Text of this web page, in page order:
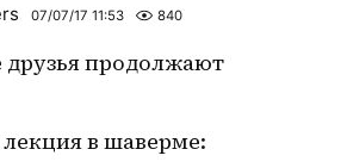
07/07/17 11:53 840
продолжают
в шаверме: